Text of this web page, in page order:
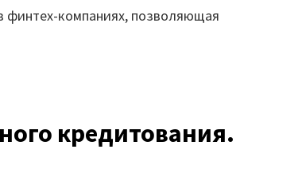
финтех-компаниях, позволяющая
кредитования.